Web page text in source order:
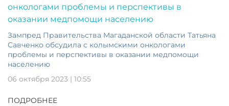
Зампред Правительства Магаданской области Татьяна
Савченко обсудила с колымскими онкологами
проблемы и перспективы в оказании медпомощи
населению
06 октября 2023 | 10:55
ПОДРОБНЕЕ